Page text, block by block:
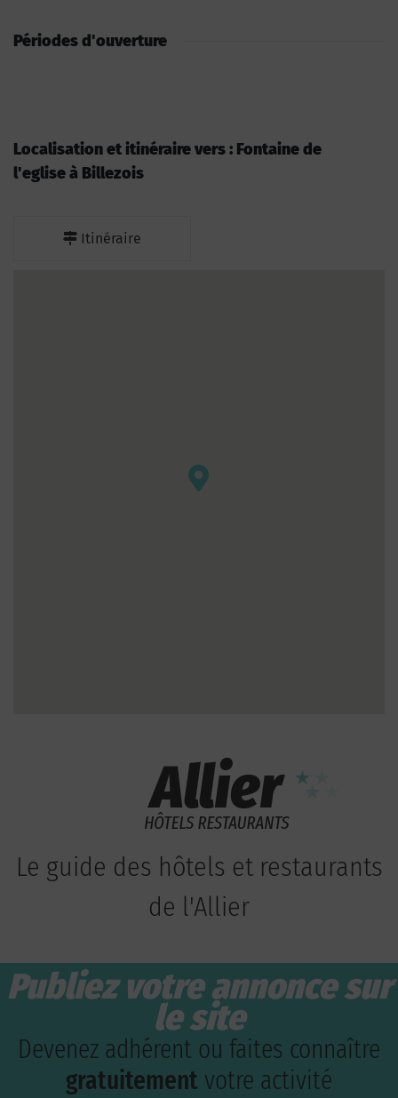
Périodes d'ouverture
Localisation et itinéraire vers : Fontaine de
l'eglise à Billezois
Itinéraire
Le guide des hôtels et restaurants
de l'Allier
Publiez votre annonce sur
le site
Devenez adhérent ou faites connaître
gratuitement votre activité